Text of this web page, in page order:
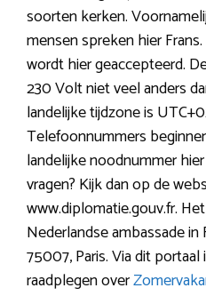
soorten kerken.
mensen spreken hier
wordt hier geaccepteerd.
230 Volt niet veel anders
landelijke tijdzone is
Telefoonnummers
landelijke noodnummer
vragen? Kijk dan op de
www.diplomatie.gouv.fr.
Nederlandse ambassade in
75007, Paris. Via dit
raadplegen over